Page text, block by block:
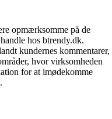
opmærksomme på de
hos btrendy.dk.
kundernes kommentarer,
hvor virksomheden
for at imødekomme